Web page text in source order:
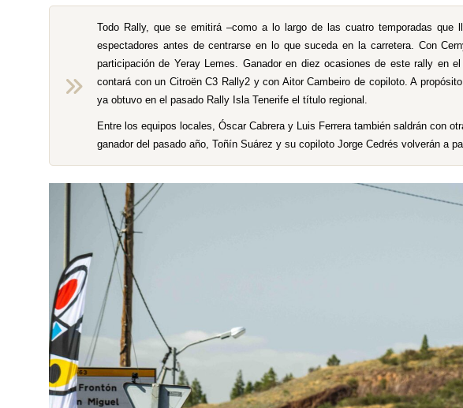
Todo Rally, que se emitirá –como a lo largo de las cuatro temporadas que
espectadores antes de centrarse en lo que suceda en la carretera. Con
participación de Yeray Lemes. Ganador en diez ocasiones de este rally en
contará con un Citroën C3 Rally2 y con Aitor Cambeiro de copiloto. A
ya obtuvo en el pasado Rally Isla Tenerife el título regional.
Entre los equipos locales, Óscar Cabrera y Luis Ferrera también saldrán con
ganador del pasado año, Toñín Suárez y su copiloto Jorge Cedrés volverán a